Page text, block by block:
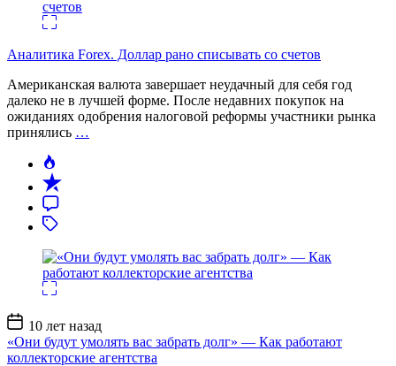
Аналитика Forex. Доллар рано списывать со счетов
Американская валюта завершает неудачный для себя год
далеко не в лучшей форме. После недавних покупок на
ожиданиях одобрения налоговой реформы участники рынка
принялись …
Дата
записи
10 лет назад
«Они будут умолять вас забрать долг» — Как работают
коллекторские агентства